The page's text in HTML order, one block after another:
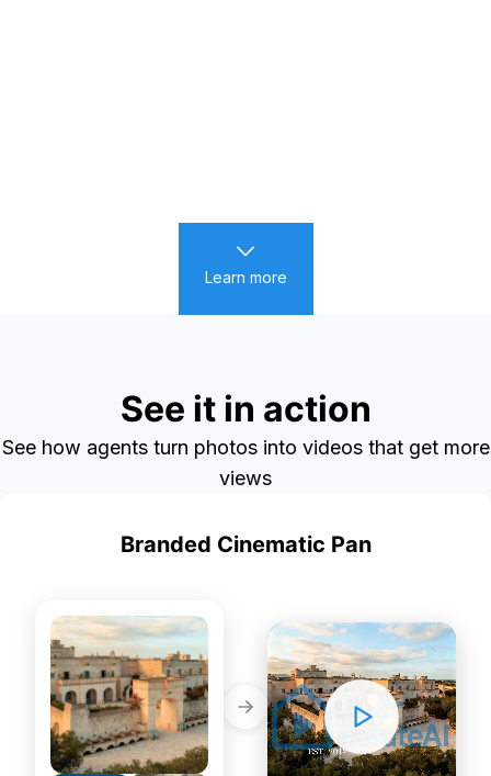
Learn more
See it in action
See how agents turn photos into videos that get more
views
Branded Cinematic Pan